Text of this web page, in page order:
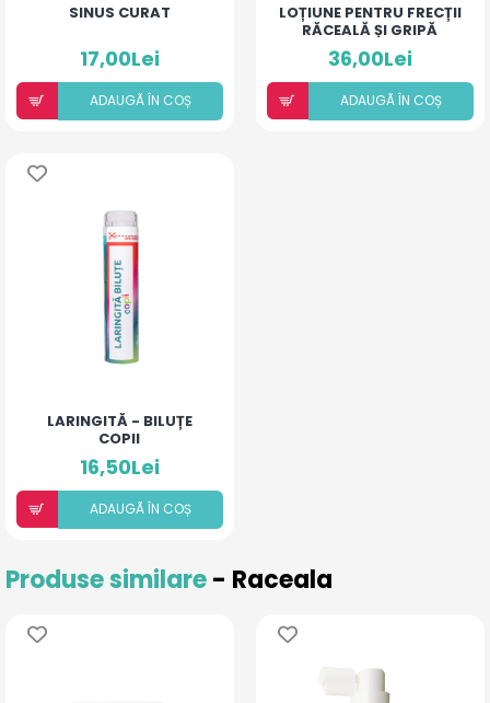
SINUS CURAT
17,00Lei
ADAUGÃ ÎN COȘ
LOȚIUNE PENTRU FRECȚII
RĂCEALĂ ȘI GRIPĂ
36,00Lei
ADAUGÃ ÎN COȘ
LARINGITĂ - BILUȚE
COPII
16,50Lei
ADAUGÃ ÎN COȘ
Produse similare- Raceala